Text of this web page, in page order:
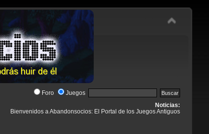
Foro Juegos
Noticias:
Bienvenidos a Abandonsocios: El Portal de los Juegos Antiguos